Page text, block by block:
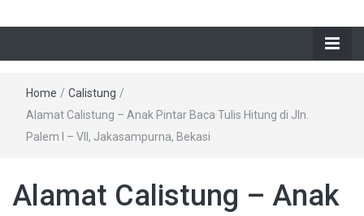
Home / Calistung /
Alamat Calistung – Anak Pintar Baca Tulis Hitung di Jln.
Palem I – VII, Jakasampurna, Bekasi
Alamat Calistung – Anak